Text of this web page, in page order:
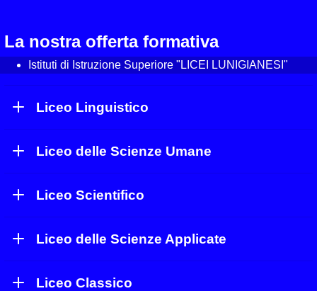
La nostra offerta formativa
Istituti di Istruzione Superiore "LICEI LUNIGIANESI"
Liceo Linguistico
Liceo delle Scienze Umane
Liceo Scientifico
Liceo delle Scienze Applicate
Liceo Classico